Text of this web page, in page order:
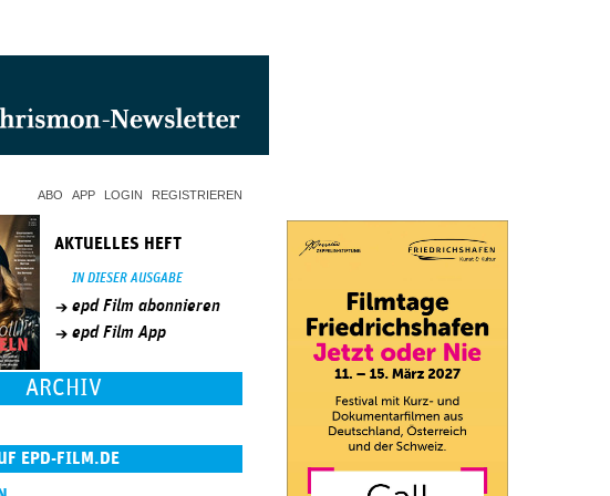
ABO APP LOGIN REGISTRIEREN
AKTUELLES HEFT
IN DIESER AUSGABE
epd Film abonnieren
epd Film App
ARCHIV
EPD-FILM.DE